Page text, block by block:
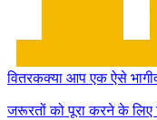
वितरकक्या आप एक ऐसे
जरूरतों को पूरा करने के लिए